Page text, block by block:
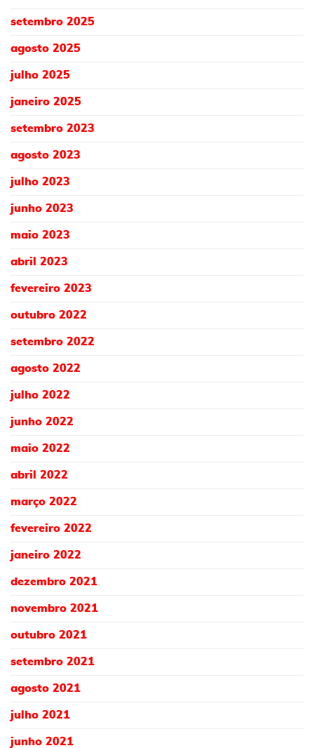
setembro 2025
agosto 2025
julho 2025
janeiro 2025
setembro 2023
agosto 2023
julho 2023
junho 2023
maio 2023
abril 2023
fevereiro 2023
outubro 2022
setembro 2022
agosto 2022
julho 2022
junho 2022
maio 2022
abril 2022
março 2022
fevereiro 2022
janeiro 2022
dezembro 2021
novembro 2021
outubro 2021
setembro 2021
agosto 2021
julho 2021
junho 2021